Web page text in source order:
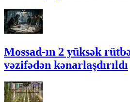
Mossad-ın 2 yüksək
vəzifədən kənarlaşdırıldı